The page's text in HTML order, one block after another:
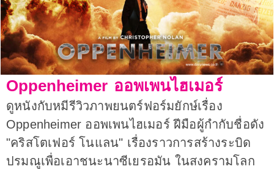
Oppenheimer ออพเพนไฮเมอร์
ดูหนังกับหมีรีวิวภาพยนตร์ฟอร์มยักษ์เรื่อง
Oppenheimer ออพเพนไฮเมอร์ ฝีมือผู้กำกับชื่อดัง
"คริสโตเฟอร์ โนแลน" เรื่องราวการสร้างระบิด
ปรมณูเพื่อเอาชนะนาซีเยรอมัน ในสงครามโลก